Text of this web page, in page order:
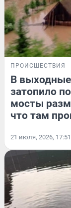
ПРОИСШЕСТВИЯ
В
затопило
мосты
что там
21 июля, 2026, 17:51